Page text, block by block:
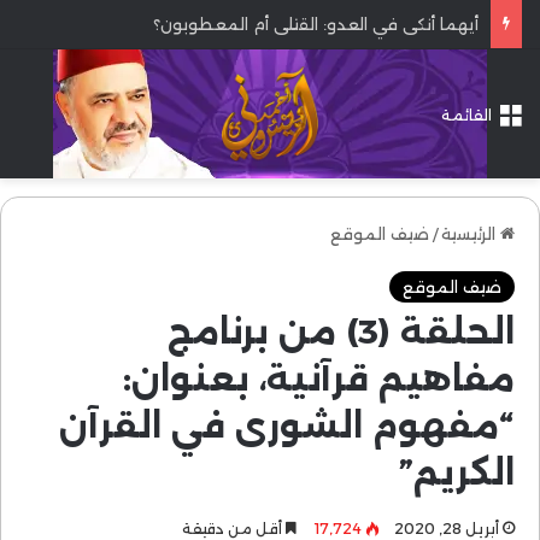
أيهما أنكى في العدو: القتلى أم المعطوبون؟
القائمة
الرئيسية/ ضيف الموقع
ضيف الموقع
الحلقة (3) من برنامج
مفاهيم قرآنية، بعنوان:
“مفهوم الشورى في القرآن
الكريم”
أبريل 28, 2020 17٬724 أقل من دقيقة